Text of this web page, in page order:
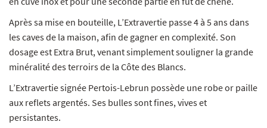
Après sa mise en bouteille, L’Extravertie passe 4 à 5 ans dans
les caves de la maison, afin de gagner en complexité. Son
dosage est Extra Brut, venant simplement souligner la grande
minéralité des terroirs de la Côte des Blancs.
L’Extravertie signée Pertois-Lebrun possède une robe or paille
aux reflets argentés. Ses bulles sont fines, vives et
persistantes.